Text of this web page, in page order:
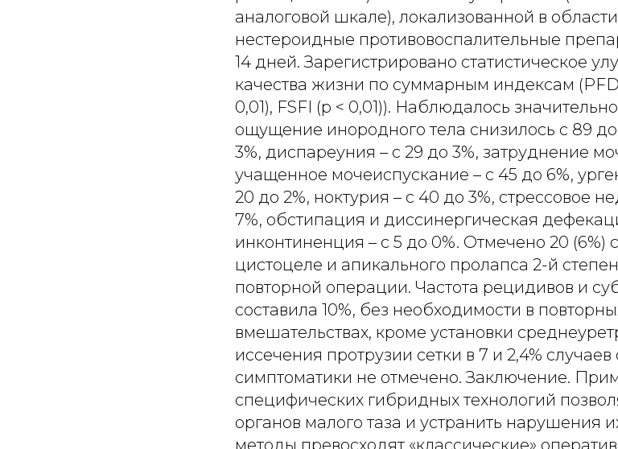
аналоговой шкале), локализованной в
нестероидные противовоспалительные
14 дней. Зарегистрировано статистическое
качества жизни по суммарным индексам
0,01), FSFI (р < 0,01)). Наблюдалось
ощущение инородного тела снизилось с 89
3%, диспареуния – с 29 до 3%, затруднение
учащенное мочеиспускание – с 45 до 6%,
20 до 2%, ноктурия – с 40 до 3%, стрессовое
7%, обстипация и диссинергическая
инконтиненция – с 5 до 0%. Отмечено 20 (6%)
цистоцеле и апикального пролапса 2-й
повторной операции. Частота рецидивов и
составила 10%, без необходимости в
вмешательствах, кроме установки
иссечения протрузии сетки в 7 и 2,4%
симптоматики не отмечено. Заключение.
специфических гибридных технологий
органов малого таза и устранить нарушения
методы превосходят «классические»